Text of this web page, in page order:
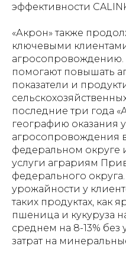
эффективности
«Акрон» также
ключевыми
помогают повышать
показатели и
последние три года
географию оказания
агросопровождения
федеральном округе
услуги аграриям
федерального округа.
урожайности у
таких продуктах, как
пшеница и кукуруза
среднем на 8-13%
затрат на